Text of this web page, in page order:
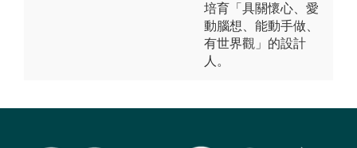
培育「具關懷心、愛
動腦想、能動手做、
有世界觀」的設計
人。